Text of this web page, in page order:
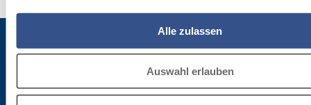
Alle zulassen
Auswahl erlauben
Für die Newsletter anmelden